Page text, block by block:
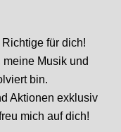
für dich!
Musik und
bin.
Aktionen exklusiv
mich auf dich!